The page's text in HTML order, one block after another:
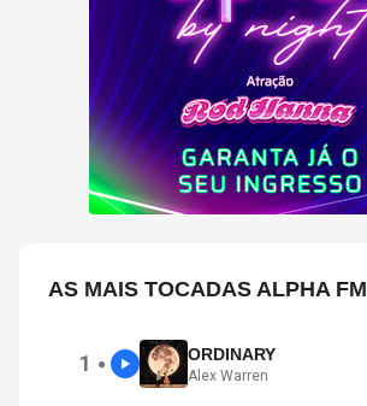
AS MAIS TOCADAS ALPHA FM
1 ● ORDINARY
Alex Warren